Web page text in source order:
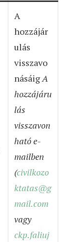
A
hozzájár
ulás
visszavo
násáigA
hozzájáru
lás
visszavon
ható e-
mailben
(civilkozo
ktatas@g
mail.com
vagy
ckp.faliuj